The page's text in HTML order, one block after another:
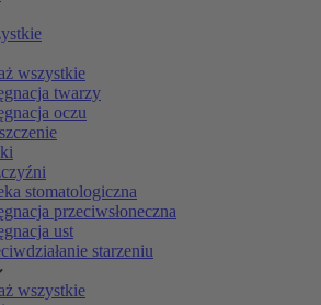
wszystkie
twarzy
oczu
stomatologiczna
przeciwsłoneczna
ust
starzeniu
wszystkie